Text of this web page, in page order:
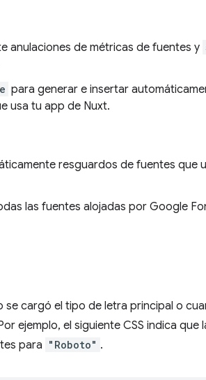
anulaciones de métricas de fuentes y
para generar e insertar
usa tu app de Nuxt.
resguardos de fuentes que
las fuentes alojadas por Google
se cargó el tipo de letra principal o
ejemplo, el siguiente CSS indica que
para "Roboto" .